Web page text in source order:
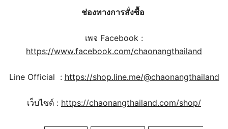
ช่องทางการสั่งซื้อ
เพจ Facebook :
https://www.facebook.com/chaonangthailand
Line Official : https://shop.line.me/@chaonangthailand
เว็บไซต์ : https://chaonangthailand.com/shop/